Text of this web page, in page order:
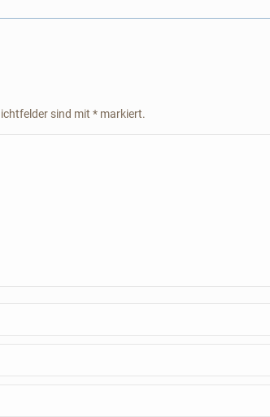
sind mit * markiert.